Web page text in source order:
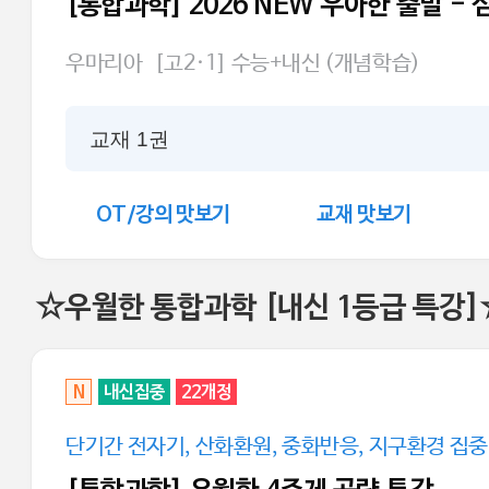
우마리아 [고2·1] 수능+내신 (개념학습)
교재 1권
OT/강의 맛보기 교재 맛보기
☆우월한 통합과학 [내신 1등급 특
N 내신집중 22개정
단기간 전자기, 산화환원, 중화반응, 지구환경 집